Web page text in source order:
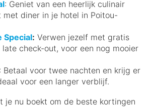
: Geniet van een heerlijk culinair
met diner in je hotel in Poitou-
Special: Verwen jezelf met gratis
late check-out, voor een nog mooier
: Betaal voor twee nachten en krijg er
voor een langer verblijf.
je nu boekt om de beste kortingen